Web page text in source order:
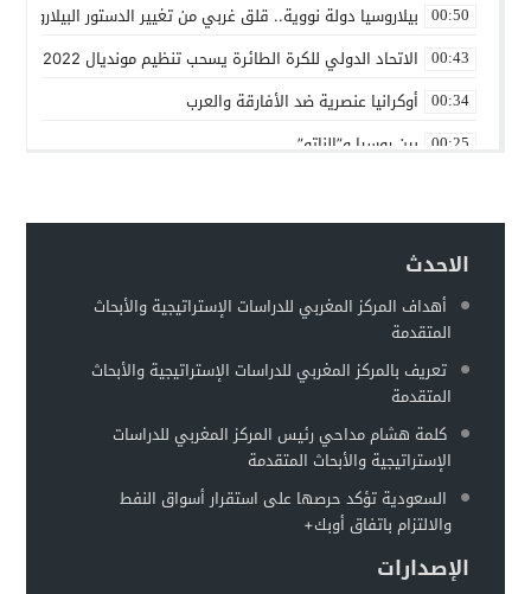
00:50 بيلاروسيا دولة نووية.. قلق غربي من تغيير الدستور
00:43 الاتحاد الدولي للكرة الطائرة يسحب تنظيم مونديال 2022 من روسيا
00:34 أوكرانيا عنصرية ضد الأفارقة والعرب
00:25 بين روسيا و”الناتو”
00:18 توقعات بهروب 7 مليون أوكراني من الحرب تجاه الحدود الأوروبية
00:13 مطالبات للفيفا بفرض عقوبات على إسرائيل على غرار التعامل
00:11 وزير الخارجية الروسي: أوكرانيا تخطط لاستعادة سلاحها النووية
غريليش يستهدف الحصول على “الثلاثية” مع سيتي
الاحدث
أهداف المركز المغربي للدراسات الإستراتيجية والأبحاث
المتقدمة
تعريف بالمركز المغربي للدراسات الإستراتيجية والأبحاث
المتقدمة
كلمة هشام مداحي رئيس المركز المغربي للدراسات
الإستراتيجية والأبحاث المتقدمة
السعودية تؤكد حرصها على استقرار أسواق النفط
والالتزام باتفاق أوبك+
الإصدارات